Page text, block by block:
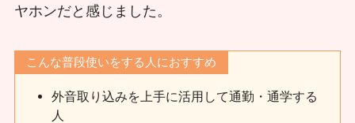
ヤホンだと感じました。
こんな普段使いをする人におすすめ
外音取り込みを上手に活用して通勤・通学する
人